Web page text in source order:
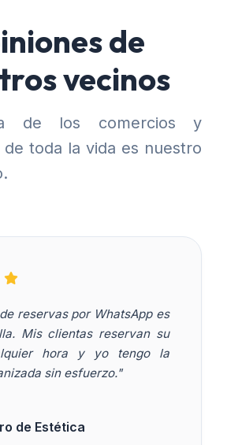
de
vecinos
de los comercios y
de toda la vida es nuestro
reservas por WhatsApp es
Mis clientas reservan su
hora y yo tengo la
sin esfuerzo."
de Estética